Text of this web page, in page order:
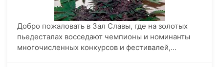
Добро пожаловать в Зал Славы, где на золотых
пьедесталах восседают чемпионы и номинанты
многочисленных конкурсов и фестивалей,...